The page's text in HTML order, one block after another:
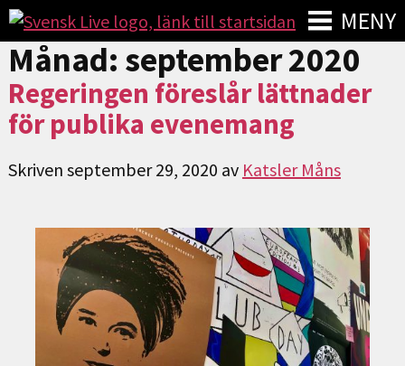
MENY
Månad: september 2020
Regeringen föreslår lättnader
för publika evenemang
Skriven september 29, 2020 av Katsler Måns